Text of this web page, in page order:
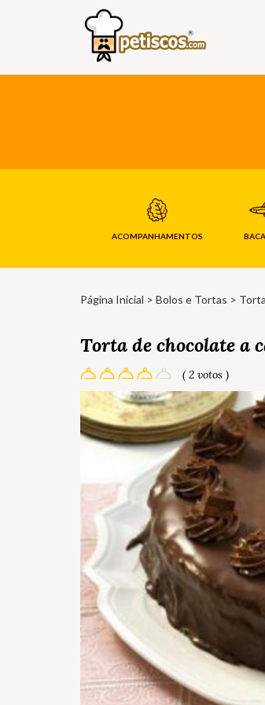
ACOMPANHAMENTOS
Página Inicial > Bolos e Tortas >
Torta de chocolate a
( 2 votos )